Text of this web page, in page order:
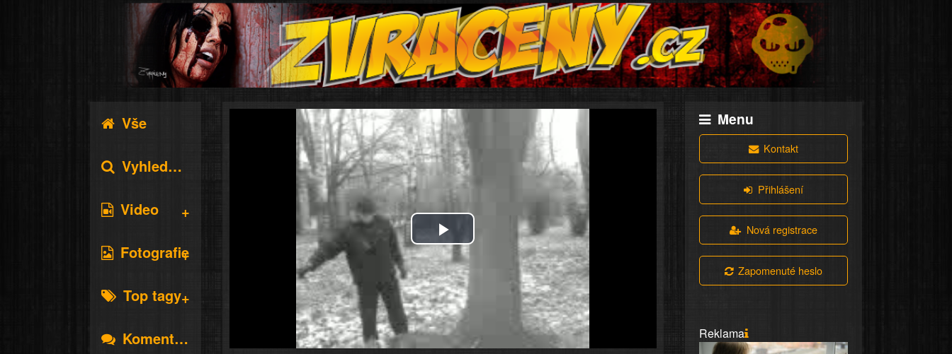
Vše
Vyhledávání
Video
Fotografie
Top tagy
Komentáře
Play
Video
Menu
Kontakt
Přihlášení
Nová registrace
Zapomenuté heslo
Reklama